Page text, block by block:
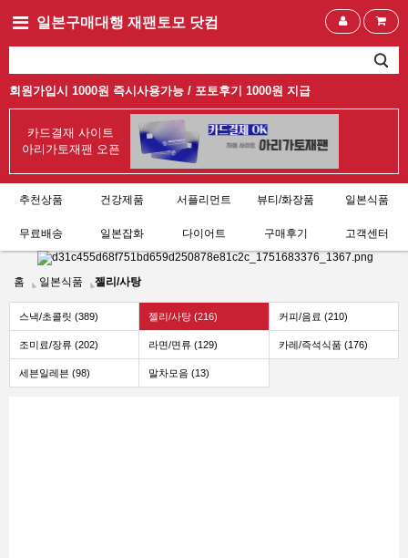
일본구매대행 재팬토모 닷컴
회원가입시 1000원 즉시사용가능 / 포토후기 1000원 지급
카드결재 사이트
아리가토재팬 오픈
추천상품 건강제품 서플리먼트 뷰티/화장품 일본식품
무료배송 일본잡화 다이어트 구매후기 고객센터
홈 일본식품 젤리/사탕
스낵/초콜릿 (389) 젤리/사탕 (216) 커피/음료 (210)
조미료/장류 (202) 라면/면류 (129) 카레/즉석식품 (176)
세븐일레븐 (98) 말차모음 (13)